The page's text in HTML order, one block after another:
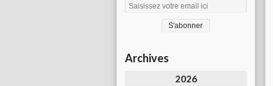
Archives
2026